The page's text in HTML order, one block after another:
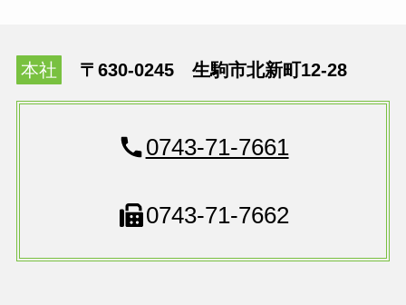
本社 〒630-0245 生駒市北新町12-28
0743-71-7661
0743-71-7662